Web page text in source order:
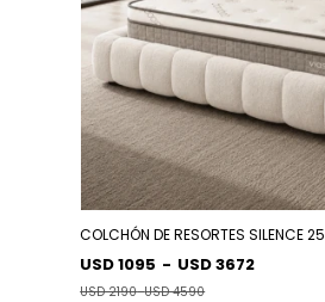
COLCHÓN DE RESORTES SILENCE 25
USD 1095 - USD 3672
USD 2190-USD 4590